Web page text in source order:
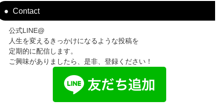
Contact
公式LINE@
人生を変えるきっかけになるような投稿を
定期的に配信します。
ご興味がありましたら、是非、登録ください！